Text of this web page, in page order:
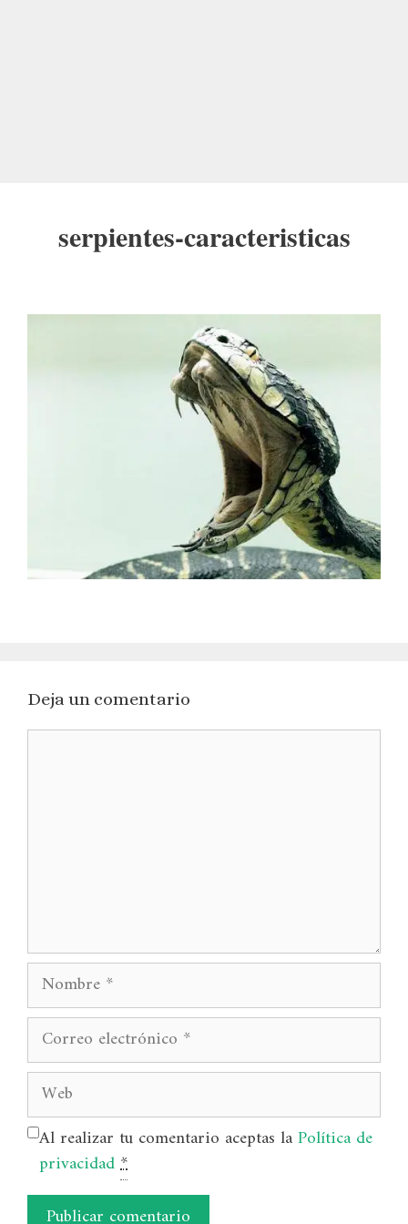
serpientes-caracteristicas
Deja un comentario
Comentario
Nombre
Correo
electrónico
Web
Al realizar tu comentario aceptas laPolítica de
privacidad*